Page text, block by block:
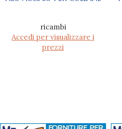
ricambi
Accedi per visualizzare i
prezzi